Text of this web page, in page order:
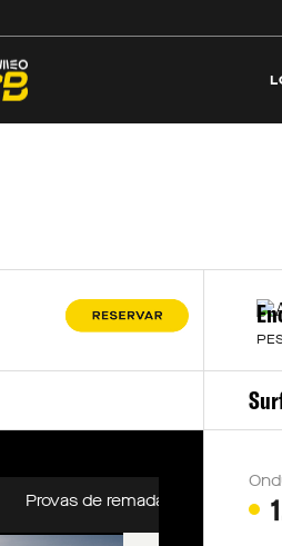
MERCEDES-BENZ
de remada e de natação em